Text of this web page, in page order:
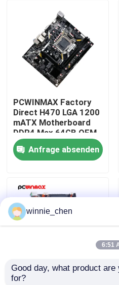
Produkte
Videos
Über uns
Fabrik-Ausflug
Qualitätskontrolle
Treten Sie mit uns in
Fordern Sie ein Zitat
Gaming-Grafikkarten
Mining-Grafikkarte
PCWINMAX Factory
Direct H470 LGA 1200
mATX Motherboard
DDR4 Max 64GB OEM
ODM Unterstützung
10. 11. Generation
CPU Großhandel
Anfrage absenden
Motherboard
winnie_chen
6:51
Good day, what product are
for?